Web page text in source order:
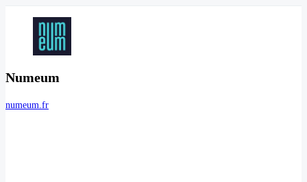
Numeum
numeum.fr